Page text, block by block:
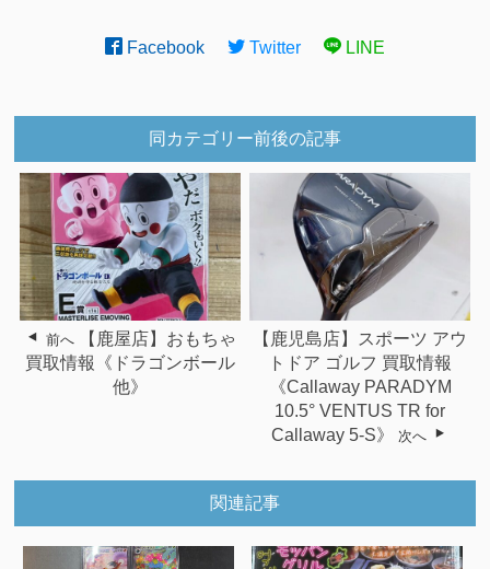
Facebook Twitter LINE
同カテゴリー前後の記事
前へ
【鹿屋店】おもちゃ
買取情報《ドラゴンボール
他》
【鹿児島店】スポーツ アウ
トドア ゴルフ 買取情報
《Callaway PARADYM
10.5° VENTUS TR for
Callaway 5-S》
次へ
関連記事